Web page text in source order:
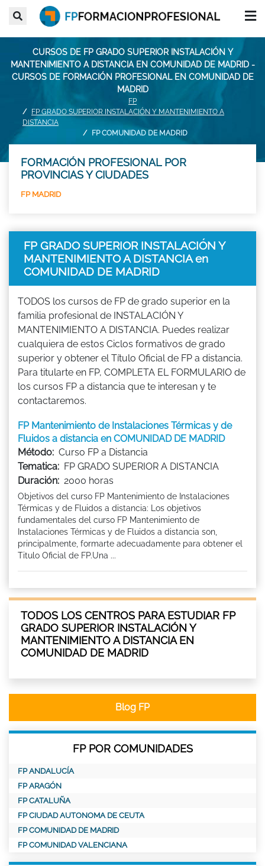
CURSOS DE FP GRADO SUPERIOR INSTALACIÓN Y
MANTENIMIENTO A DISTANCIA EN COMUNIDAD DE MADRID -
CURSOS DE FORMACIÓN PROFESIONAL EN COMUNIDAD DE
MADRID
FP
FP GRADO SUPERIOR INSTALACIÓN Y MANTENIMIENTO A
DISTANCIA
FP COMUNIDAD DE MADRID
FORMACIÓN PROFESIONAL POR
PROVINCIAS Y CIUDADES
FP MADRID
FP GRADO SUPERIOR INSTALACIÓN Y
MANTENIMIENTO A DISTANCIA en
COMUNIDAD DE MADRID
TODOS los cursos de FP de grado superior en la
familia profesional de INSTALACIÓN Y
MANTENIMIENTO A DISTANCIA. Puedes realizar
cualquiera de estos Ciclos formativos de grado
superior y obtener el Título Oficial de FP a distancia.
Para titularte en FP, COMPLETA EL FORMULARIO de
los cursos FP a distancia que te interesan y te
contactaremos.
FP Mantenimiento de Instalaciones Térmicas y de
Fluidos a distancia en COMUNIDAD DE MADRID
Método: Curso FP a Distancia
Tematica: FP GRADO SUPERIOR A DISTANCIA
Duración: 2000 horas
Objetivos del curso FP Mantenimiento de Instalaciones
Térmicas y de Fluidos a distancia: Los objetivos
fundamentales del curso FP Mantenimiento de
Instalaciones Térmicas y de Fluidos a distancia son,
principalmente, formarte adecuadamente para obtener el
Titulo Oficial de FP.Una ...
TODOS LOS CENTROS PARA ESTUDIAR FP
GRADO SUPERIOR INSTALACIÓN Y
MANTENIMIENTO A DISTANCIA EN
COMUNIDAD DE MADRID
Blog FP
FP POR COMUNIDADES
FP ANDALUCÍA
FP ARAGÓN
FP CATALUÑA
FP CIUDAD AUTONOMA DE CEUTA
FP COMUNIDAD DE MADRID
FP COMUNIDAD VALENCIANA